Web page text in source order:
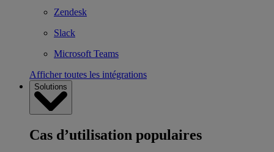
Zendesk
Slack
Microsoft Teams
Afficher toutes les intégrations
Solutions
Cas d’utilisation populaires